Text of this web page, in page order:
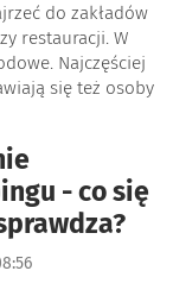
do zakładów
restauracji. W
Najczęściej
się też osoby
- co się